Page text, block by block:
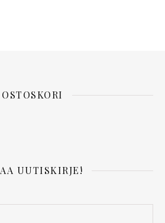
OSTOSKORI
UUTISKIRJE!